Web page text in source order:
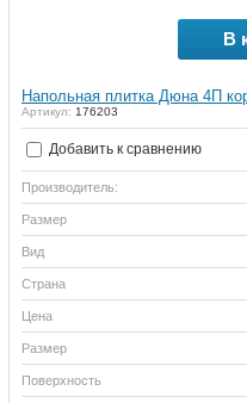
В
Напольная плитка Дюна 4П
Артикул: 176203
Добавить к сравнению
Производитель:
Размер
Вид
Страна
Цена
Размер
Поверхность